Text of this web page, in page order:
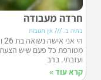
חרדה מעבודה
בתיה ב. אין תגובות
מטורפת כל פעם שיש הצעת
ועזבתי. ברב
קרא עוד »